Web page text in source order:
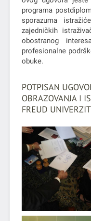
programa
sporazuma
zajedničkih
obostranog
profesionalne
obuke.
POTPISAN
OBRAZOVANJA I
FREUD